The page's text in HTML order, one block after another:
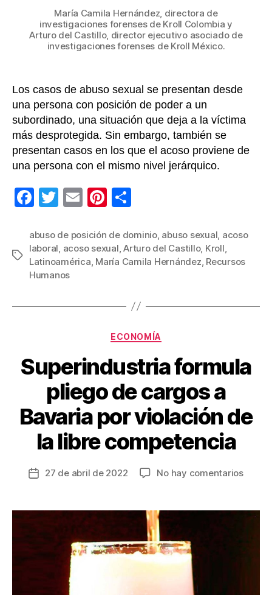
María Camila Hernández, directora de
investigaciones forenses de Kroll Colombia y
Arturo del Castillo, director ejecutivo asociado de
investigaciones forenses de Kroll México.
Los casos de abuso sexual se presentan desde
una persona con posición de poder a un
subordinado, una situación que deja a la víctima
más desprotegida. Sin embargo, también se
presentan casos en los que el acoso proviene de
una persona con el mismo nivel jerárquico.
F
c
e
b
o
T
tt
er
E
ail
Pi
er
e
m
p
Etiquetas
abuso de posición de dominio, abuso sexual acoso
laboral acoso sexual ,Arturo del Castillo, Kroll
Latinoamérica María Camila Hernández Recursos
Humanos
Categorías
ECONOMÍA
Superindustria formula
pliego de cargos a
Bavaria por violación de
la libre competencia
Fecha
entrada
27 de abril de 2022 No hay comentariosen
pliego
a